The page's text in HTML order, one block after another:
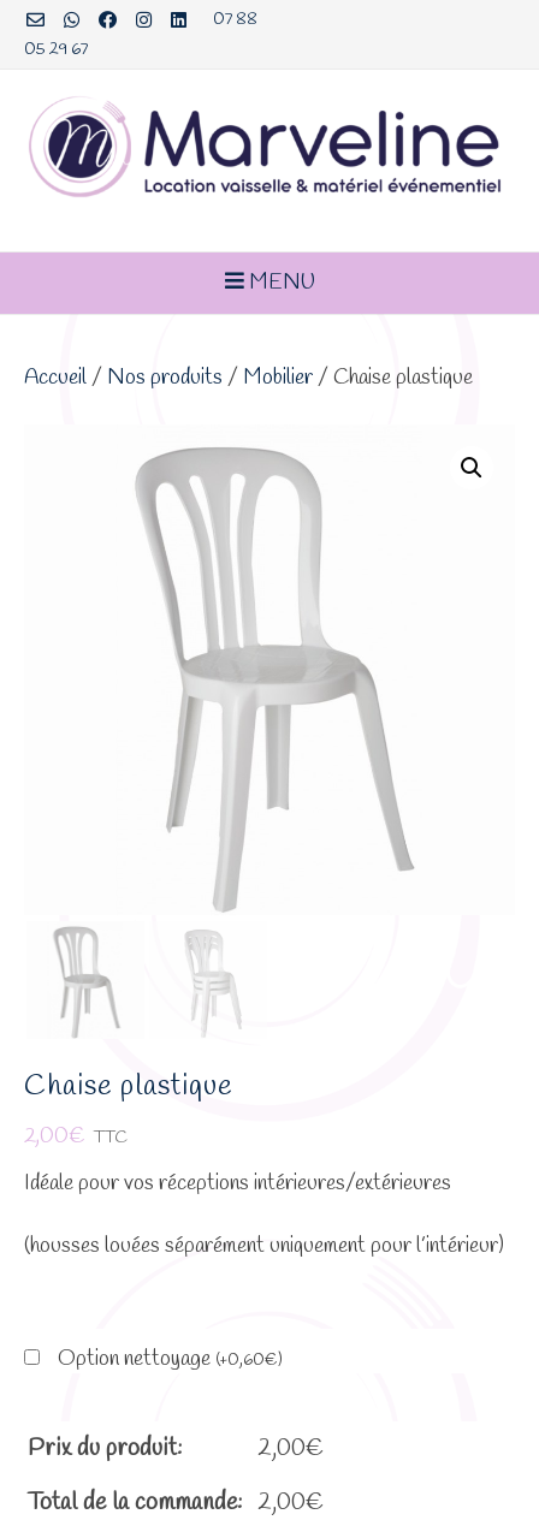
Aller
07 88
05 29 67
MENU
Accueil/ Nos produits / Mobilier/ Chaise plastique
Chaise plastique
2,00€ TTC
Idéale pour vos réceptions intérieures/extérieures
(housses louées séparément uniquement pour l’intérieur)
Option nettoyage (+0,60€)
Prix du produit: 2,00€
Total de la commande: 2,00€